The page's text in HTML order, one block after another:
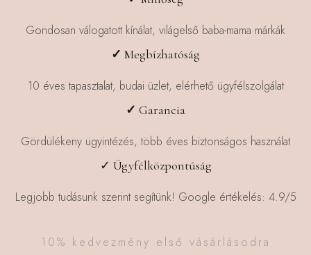
Gondosan válogatott kínálat, világelső baba-mama márkák
✓ Megbízhatóság
10 éves tapasztalat, budai üzlet, elérhető ügyfélszolgálat
✓ Garancia
Gördülékeny ügyintézés, több éves biztonságos használat
✓ Ügyfélközpontúság
Legjobb tudásunk szerint segítünk! Google értékelés: 4.9/5
10% kedvezmény első vásárlásodra